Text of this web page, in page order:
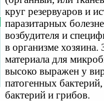
круг резервуаров и
паразитарных
возбудителя и
в организме
материала для
высоко выражен у
патогенных
бактерий и грибов.